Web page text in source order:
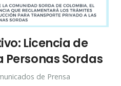
Licencia de
Sordas
de Prensa